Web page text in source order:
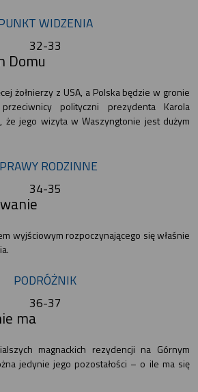
WIDZENIA
32-33
Domu
żołnierzy z USA, a Polska będzie w gronie
polityczni prezydenta Karola
że jego wizyta w Waszyngtonie jest dużym
RODZINNE
34-35
wyjściowym rozpoczynającego się właśnie
PODRÓŻNIK
36-37
ma
magnackich rezydencji na Górnym
jedynie jego pozostałości – o ile ma się